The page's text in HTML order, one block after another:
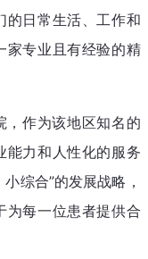
的日常生活、工作和
家专业且有经验的精
，作为该地区知名的
能力和人性化的服务
综合”的发展战略，
为每一位患者提供合